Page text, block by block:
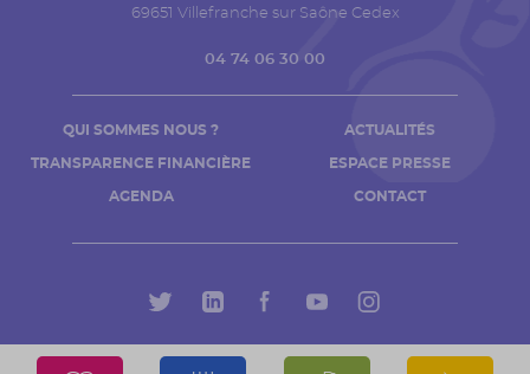
69651 Villefranche sur Saône Cedex
04 74 06 30 00
QUI SOMMES NOUS ?
TRANSPARENCE FINANCIÈRE
AGENDA
ACTUALITÉS
ESPACE PRESSE
CONTACT
Mentions légales